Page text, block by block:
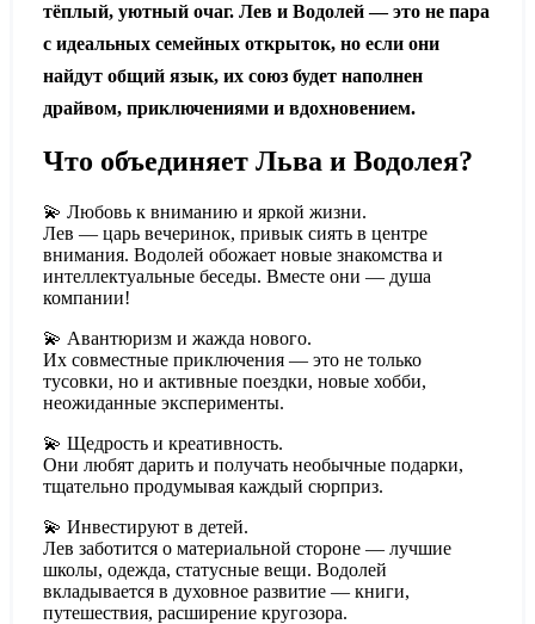
тёплый, уютный очаг. Лев и Водолей — это не пара
с идеальных семейных открыток, но если они
найдут общий язык, их союз будет наполнен
драйвом, приключениями и вдохновением.
Что объединяет Льва и Водолея?
💫 Любовь к вниманию и яркой жизни.
Лев — царь вечеринок, привык сиять в центре
внимания. Водолей обожает новые знакомства и
интеллектуальные беседы. Вместе они — душа
компании!
💫 Авантюризм и жажда нового.
Их совместные приключения — это не только
тусовки, но и активные поездки, новые хобби,
неожиданные эксперименты.
💫 Щедрость и креативность.
Они любят дарить и получать необычные подарки,
тщательно продумывая каждый сюрприз.
💫 Инвестируют в детей.
Лев заботится о материальной стороне — лучшие
школы, одежда, статусные вещи. Водолей
вкладывается в духовное развитие — книги,
путешествия, расширение кругозора.